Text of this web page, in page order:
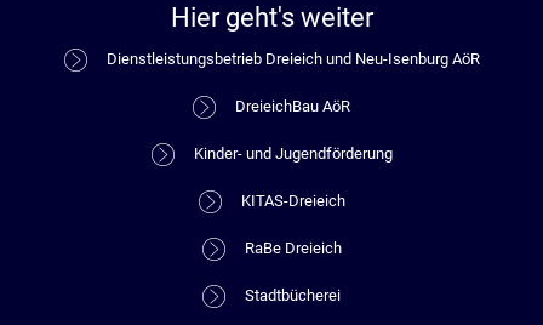
Hier geht's weiter
Dienstleistungsbetrieb Dreieich und Neu-Isenburg AöR
DreieichBau AöR
Kinder- und Jugendförderung
KITAS-Dreieich
RaBe Dreieich
Stadtbücherei